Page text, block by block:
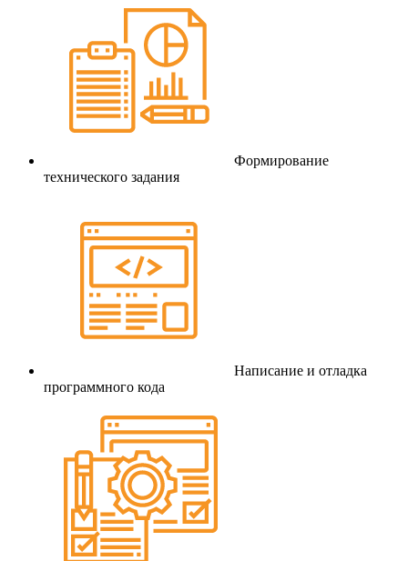
Формирование
технического задания
Написание и отладка
программного кода